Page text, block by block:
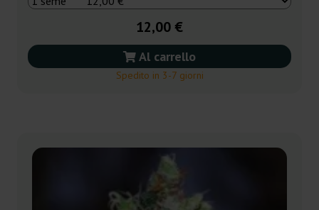
12,00 €
Al carrello
Spedito in 3-7 giorni